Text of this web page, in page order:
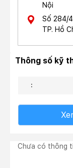
Nội
Số 284/
TP. Hồ
Thông số kỹ
:
Chưa có thông